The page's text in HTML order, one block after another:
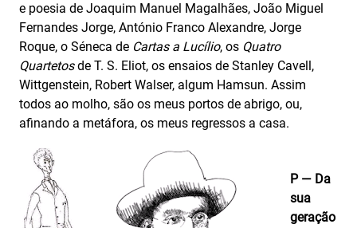
e poesia de Joaquim Manuel Magalhães, João Miguel
Fernandes Jorge, António Franco Alexandre, Jorge
Roque, o Séneca de Cartas a Lucílio, os Quatro
Quartetosde T. S. Eliot, os ensaios de Stanley Cavell,
Wittgenstein, Robert Walser, algum Hamsun. Assim
todos ao molho, são os meus portos de abrigo, ou,
afinando a metáfora, os meus regressos a casa.
P — Da
sua
geração